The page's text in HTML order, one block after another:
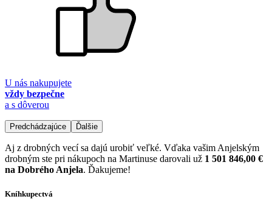
U nás nakupujete
vždy bezpečne
a s dôverou
Predchádzajúce Ďalšie
Aj z drobných vecí sa dajú urobiť veľké. Vďaka vašim Anjelským
drobným ste pri nákupoch na Martinuse darovali už 1 501 846,00 €
na Dobrého Anjela. Ďakujeme!
Kníhkupectvá